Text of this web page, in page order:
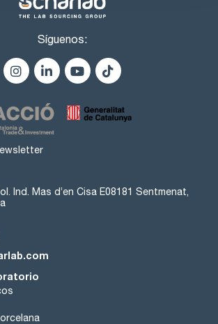
Síguenos:
Ind. Mas d’en Cisa E08181 Sentmenat,